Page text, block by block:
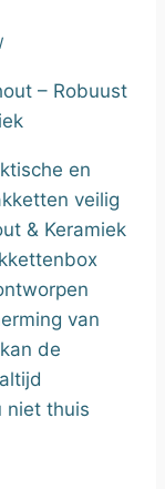
– Robuust
en
veilig
& Keramiek
van
de
niet thuis